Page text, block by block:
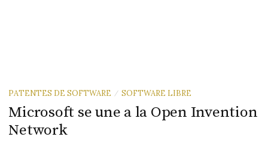
PATENTES DE SOFTWARE / SOFTWARE LIBRE
Microsoft se une a la Open Invention
Network